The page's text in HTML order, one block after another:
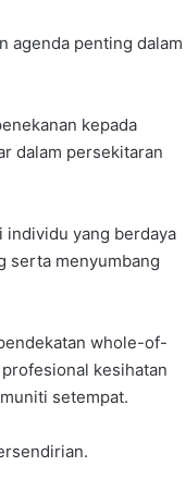
agenda penting dalam
kepada
dalam persekitaran
individu yang berdaya
serta menyumbang
whole-of-
kesihatan
setempat.